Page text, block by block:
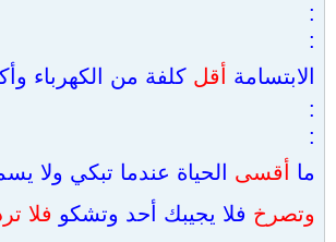
:
:
الابتسامة
أقل كلفة من الكهرباء
:
:
ما
أقسى
الحياة عندما تبكي ولا
وتصرخ فلا يجيبك أحد وتشكو فلا